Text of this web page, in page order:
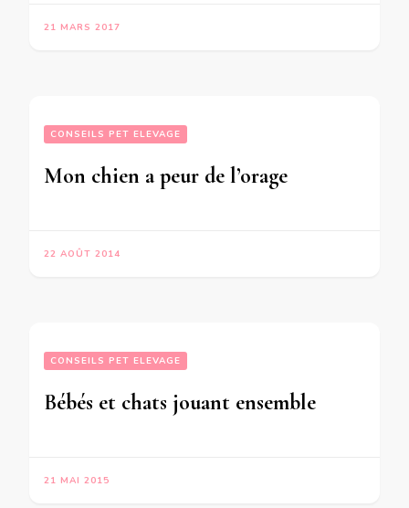
21 MARS 2017
CONSEILS PET ELEVAGE
Mon chien a peur de l’orage
22 AOÛT 2014
CONSEILS PET ELEVAGE
Bébés et chats jouant ensemble
21 MAI 2015